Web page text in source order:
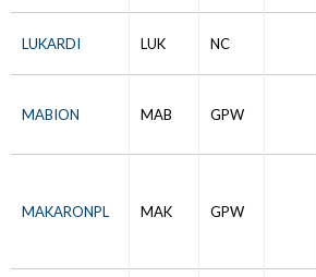
LUKARDI LUK NC
MABION MAB GPW
MAKARONPL MAK GPW